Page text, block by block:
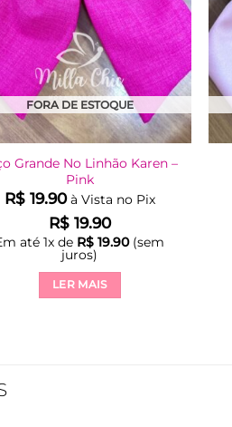
FORA DE ESTOQUE
Grande No Linhão Karen –
Pink
R$19.90 à Vista no Pix
R$19.90
até1x de R$ 19.90(sem
juros)
LER MAIS